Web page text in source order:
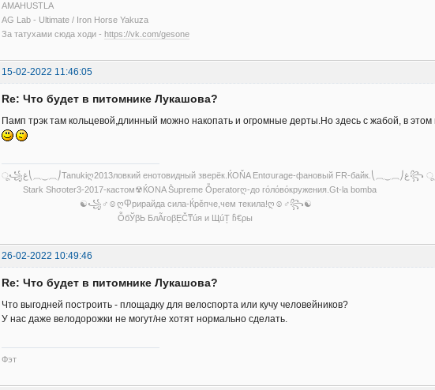
AMAHUSTLA
AG Lab - Ultimate / Iron Horse Yakuza
За татухами сюда ходи - https://vk.com/gesone
15-02-2022 11:46:05
Re: Что будет в питомнике Лукашова?
Памп трэк там кольцевой,длинный можно накопать и огромные дерты.Но здесь с жабой, в этом
ू꧁ﻍ⎝⏠⏝⏠⎠Tanukiღ2013ловкий енотовидный зверёк.ЌOŇA Entσurage-фановый FR-байк.⎝⏠⏝⏠⎠ﻍ꧂ ू
Stark Shσoter3-2017-кастом☢ЌONA Ṧupreme Ỗperatorღ-до гόлόвόкружения.Gt-la bomba
☯꧁♂☺ღႴрирайда сила-Ќрěпче,чем текила!ღ☺♂꧂☯
ỖбЎβЬ БлÃгоβẸČ₸úя и ЩúȚ ჩ€ρы
26-02-2022 10:49:46
Re: Что будет в питомнике Лукашова?
Что выгодней построить - площадку для велоспорта или кучу человейников?
У нас даже велодорожки не могут/не хотят нормально сделать.
Фэт